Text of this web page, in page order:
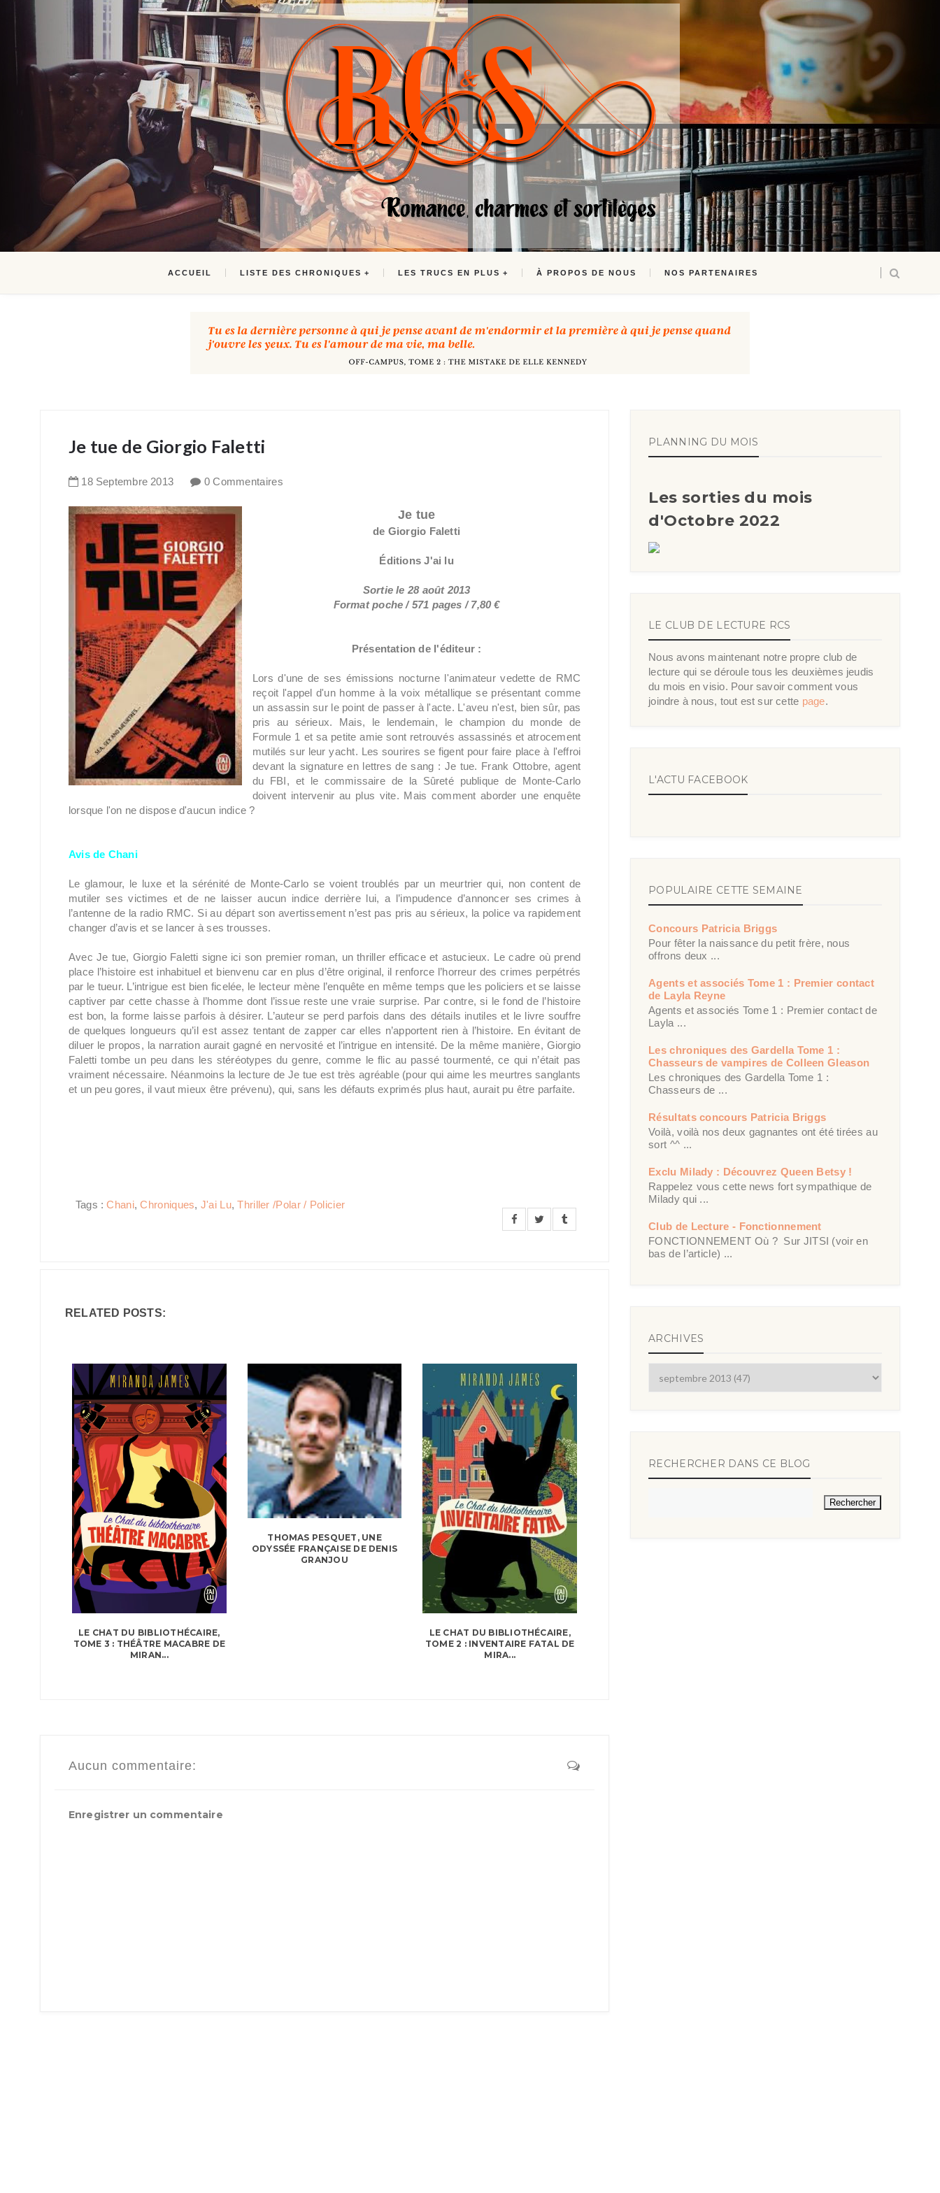
ACCUEIL LISTE DES CHRONIQUES LES TRUCS EN PLUS À PROPOS DE NOUS NOS PARTENAIRES
Je tue de Giorgio Faletti
18 Septembre 2013 0 Commentaires
Je tue
de Giorgio Faletti
Éditions J'ai lu
Sortie le 28 août 2013
Format poche / 571 pages / 7,80 €
Présentation de l'éditeur :
Lors d'une de ses émissions nocturne l'animateur vedette de RMC
reçoit l'appel d'un homme à la voix métallique se présentant comme
un assassin sur le point de passer à l'acte. L'aveu n'est, bien sûr, pas
pris au sérieux. Mais, le lendemain, le champion du monde de
Formule 1 et sa petite amie sont retrouvés assassinés et atrocement
mutilés sur leur yacht. Les sourires se figent pour faire place à l'effroi
devant la signature en lettres de sang : Je tue. Frank Ottobre, agent
du FBI, et le commissaire de la Sûreté publique de Monte-Carlo
doivent intervenir au plus vite. Mais comment aborder une enquête
lorsque l'on ne dispose d'aucun indice ?
Avis de Chani
Le glamour, le luxe et la sérénité de Monte-Carlo se voient troublés par un meurtrier qui, non content de
mutiler ses victimes et de ne laisser aucun indice derrière lui, a l’impudence d’annoncer ses crimes à
l’antenne de la radio RMC. Si au départ son avertissement n’est pas pris au sérieux, la police va rapidement
changer d’avis et se lancer à ses trousses.
Avec Je tue, Giorgio Faletti signe ici son premier roman, un thriller efficace et astucieux. Le cadre où prend
place l’histoire est inhabituel et bienvenu car en plus d’être original, il renforce l’horreur des crimes perpétrés
par le tueur. L’intrigue est bien ficelée, le lecteur mène l’enquête en même temps que les policiers et se laisse
captiver par cette chasse à l’homme dont l’issue reste une vraie surprise. Par contre, si le fond de l’histoire
est bon, la forme laisse parfois à désirer. L’auteur se perd parfois dans des détails inutiles et le livre souffre
de quelques longueurs qu’il est assez tentant de zapper car elles n’apportent rien à l’histoire. En évitant de
diluer le propos, la narration aurait gagné en nervosité et l’intrigue en intensité. De la même manière, Giorgio
Faletti tombe un peu dans les stéréotypes du genre, comme le flic au passé tourmenté, ce qui n’était pas
vraiment nécessaire. Néanmoins la lecture de Je tue est très agréable (pour qui aime les meurtres sanglants
et un peu gores, il vaut mieux être prévenu), qui, sans les défauts exprimés plus haut, aurait pu être parfaite.
Tags :Chani,Chroniques, J'ai Lu,Thriller /Polar / Policier
RELATED POSTS:
LE CHAT DU BIBLIOTHÉCAIRE,
TOME 3 : THÉÂTRE MACABRE DE
MIRAN...
THOMAS PESQUET, UNE
ODYSSÉE FRANÇAISE DE DENIS
GRANJOU
LE CHAT DU BIBLIOTHÉCAIRE,
TOME 2 : INVENTAIRE FATAL DE
MIRA...
Aucun commentaire:
Enregistrer un commentaire
PLANNING DU MOIS
Les sorties du mois
d'Octobre 2022
LE CLUB DE LECTURE RCS
Nous avons maintenant notre propre club de
lecture qui se déroule tous les deuxièmes jeudis
du mois en visio. Pour savoir comment vous
joindre à nous, tout est sur cette page.
L'ACTU FACEBOOK
POPULAIRE CETTE SEMAINE
Concours Patricia Briggs
Pour fêter la naissance du petit frère, nous
offrons deux ...
Agents et associés Tome 1 : Premier contact
de Layla Reyne
Agents et associés Tome 1 : Premier contact de
Layla ...
Les chroniques des Gardella Tome 1 :
Chasseurs de vampires de Colleen Gleason
Les chroniques des Gardella Tome 1 :
Chasseurs de ...
Résultats concours Patricia Briggs
Voilà, voilà nos deux gagnantes ont été tirées au
sort ^^ ...
Exclu Milady : Découvrez Queen Betsy !
Rappelez vous cette news fort sympathique de
Milady qui ...
Club de Lecture - Fonctionnement
FONCTIONNEMENT Où ? Sur JITSI (voir en
bas de l’article) ...
ARCHIVES
RECHERCHER DANS CE BLOG